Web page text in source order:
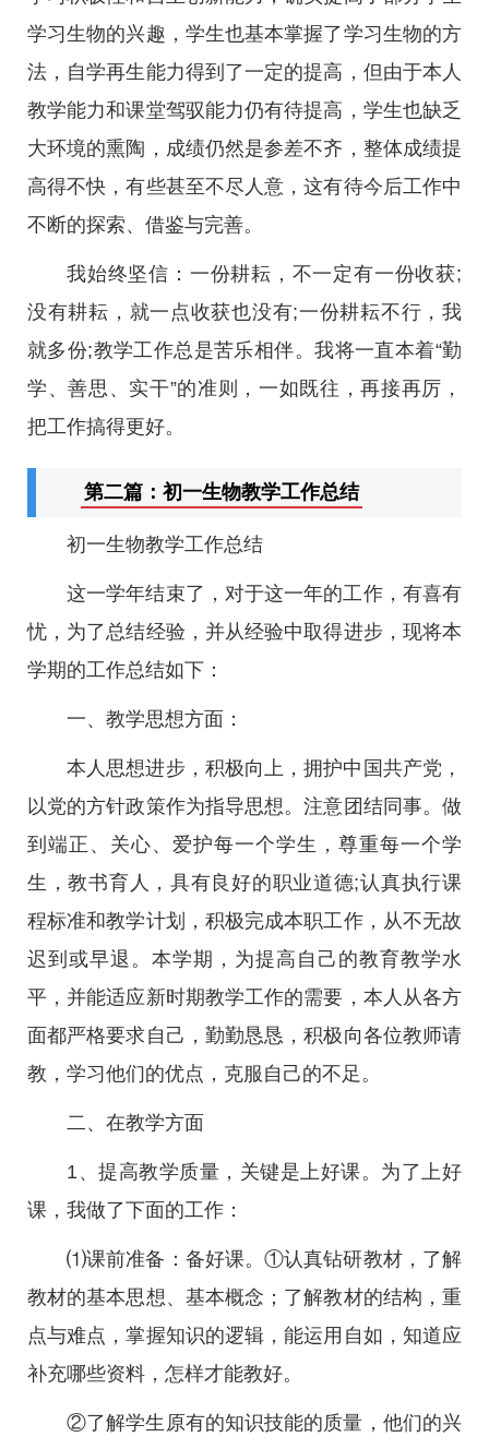
学习生物的兴趣，学生也基本掌握了学习生物的方
法，自学再生能力得到了一定的提高，但由于本人
教学能力和课堂驾驭能力仍有待提高，学生也缺乏
大环境的熏陶，成绩仍然是参差不齐，整体成绩提
高得不快，有些甚至不尽人意，这有待今后工作中
不断的探索、借鉴与完善。
我始终坚信：一份耕耘，不一定有一份收获;
没有耕耘，就一点收获也没有;一份耕耘不行，我
就多份;教学工作总是苦乐相伴。我将一直本着“勤
学、善思、实干”的准则，一如既往，再接再厉，
把工作搞得更好。
第二篇：初一生物教学工作总结
初一生物教学工作总结
这一学年结束了，对于这一年的工作，有喜有
忧，为了总结经验，并从经验中取得进步，现将本
学期的工作总结如下：
一、教学思想方面：
本人思想进步，积极向上，拥护中国共产党，
以党的方针政策作为指导思想。注意团结同事。做
到端正、关心、爱护每一个学生，尊重每一个学
生，教书育人，具有良好的职业道德;认真执行课
程标准和教学计划，积极完成本职工作，从不无故
迟到或早退。本学期，为提高自己的教育教学水
平，并能适应新时期教学工作的需要，本人从各方
面都严格要求自己，勤勤恳恳，积极向各位教师请
教，学习他们的优点，克服自己的不足。
二、在教学方面
1、提高教学质量，关键是上好课。为了上好
课，我做了下面的工作：
⑴课前准备：备好课。①认真钻研教材，了解
教材的基本思想、基本概念；了解教材的结构，重
点与难点，掌握知识的逻辑，能运用自如，知道应
补充哪些资料，怎样才能教好。
②了解学生原有的知识技能的质量，他们的兴